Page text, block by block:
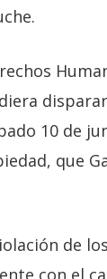
10 de
que
de
con el